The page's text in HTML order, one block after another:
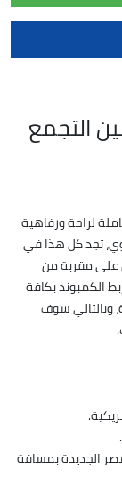
التجمع
لراحة ورفاهية
تجد كل هذا في
على مقربة من
الكمبوند بكافة
وبالتالي سوف
الجديدة بمسافة